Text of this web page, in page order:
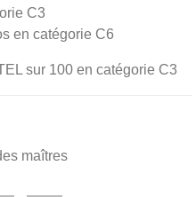
C3
en catégorie C6
sur 100 en catégorie C3
maîtres